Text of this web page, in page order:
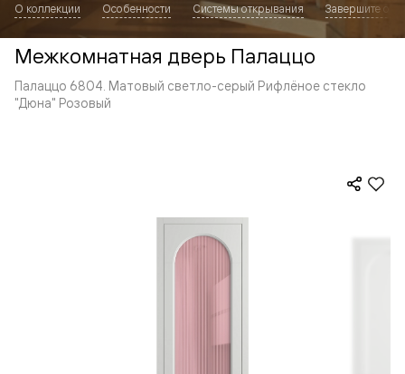
О коллекции Особенности Системы открывания Завершите
Межкомнатная дверь Палаццо
Палаццо 6804. Матовый светло-серый Рифлёное стекло
"Дюна" Розовый